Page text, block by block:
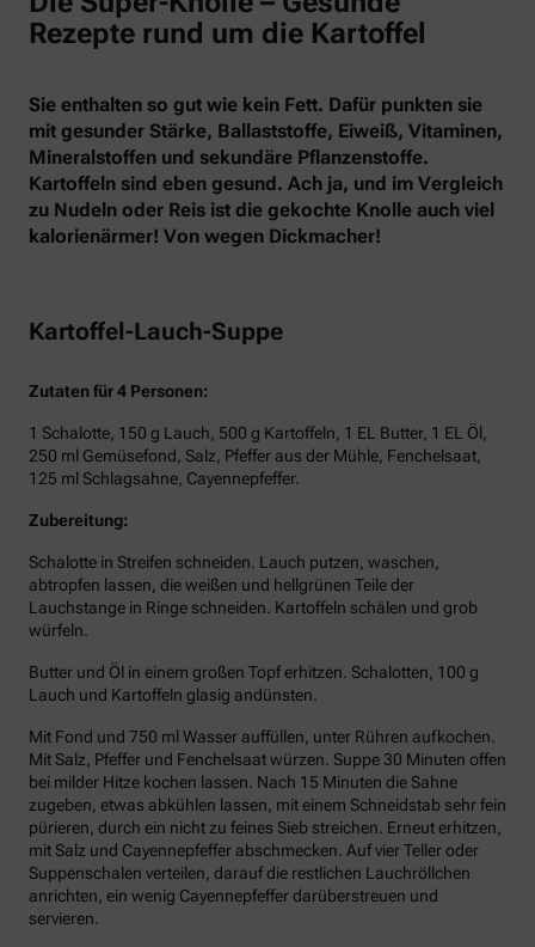
Rezepte rund um die Kartoffel
Sie enthalten so gut wie kein Fett. Dafür punkten sie
mit gesunder Stärke, Ballaststoffe, Eiweiß, Vitaminen,
Mineralstoffen und sekundäre Pflanzenstoffe.
Kartoffeln sind eben gesund. Ach ja, und im Vergleich
zu Nudeln oder Reis ist die gekochte Knolle auch viel
kalorienärmer! Von wegen Dickmacher!
Kartoffel-Lauch-Suppe
Zutaten für 4 Personen:
1 Schalotte, 150 g Lauch, 500 g Kartoffeln, 1 EL Butter, 1 EL Öl,
250 ml Gemüsefond, Salz, Pfeffer aus der Mühle, Fenchelsaat,
125 ml Schlagsahne, Cayennepfeffer.
Zubereitung:
Schalotte in Streifen schneiden. Lauch putzen, waschen,
abtropfen lassen, die weißen und hellgrünen Teile der
Lauchstange in Ringe schneiden. Kartoffeln schälen und grob
würfeln.
Butter und Öl in einem großen Topf erhitzen. Schalotten, 100 g
Lauch und Kartoffeln glasig andünsten.
Mit Fond und 750 ml Wasser auffüllen, unter Rühren aufkochen.
Mit Salz, Pfeffer und Fenchelsaat würzen. Suppe 30 Minuten offen
bei milder Hitze kochen lassen. Nach 15 Minuten die Sahne
zugeben, etwas abkühlen lassen, mit einem Schneidstab sehr fein
pürieren, durch ein nicht zu feines Sieb streichen. Erneut erhitzen,
mit Salz und Cayennepfeffer abschmecken. Auf vier Teller oder
Suppenschalen verteilen, darauf die restlichen Lauchröllchen
anrichten, ein wenig Cayennepfeffer darüberstreuen und
servieren.